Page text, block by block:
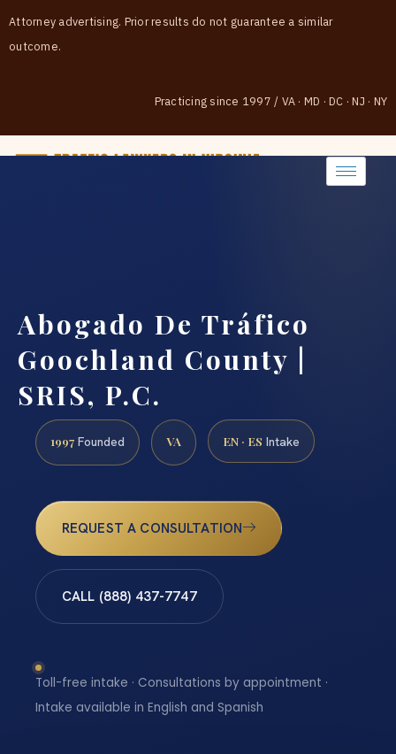
Attorney advertising. Prior results do not guarantee a similar
outcome.
Practicing since 1997 / VA · MD · DC · NJ · NY
Abogado De Tráfico
Goochland County |
SRIS, P.C.
1997 Founded VA EN · ES Intake
REQUEST A CONSULTATION
CALL (888) 437-7747
Toll-free intake · Consultations by appointment ·
Intake available in English and Spanish